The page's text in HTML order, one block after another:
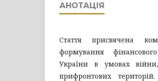
АНОТАЦІЯ
Стаття присвячена
формування
України в умовах
прифронтових